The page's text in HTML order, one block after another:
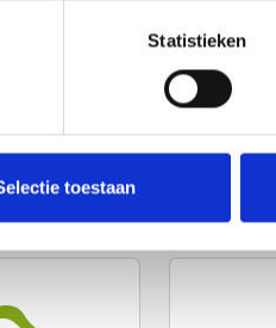
Statistieken
toestaan